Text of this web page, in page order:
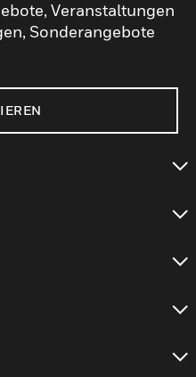
Veranstaltungen
Sonderangebote